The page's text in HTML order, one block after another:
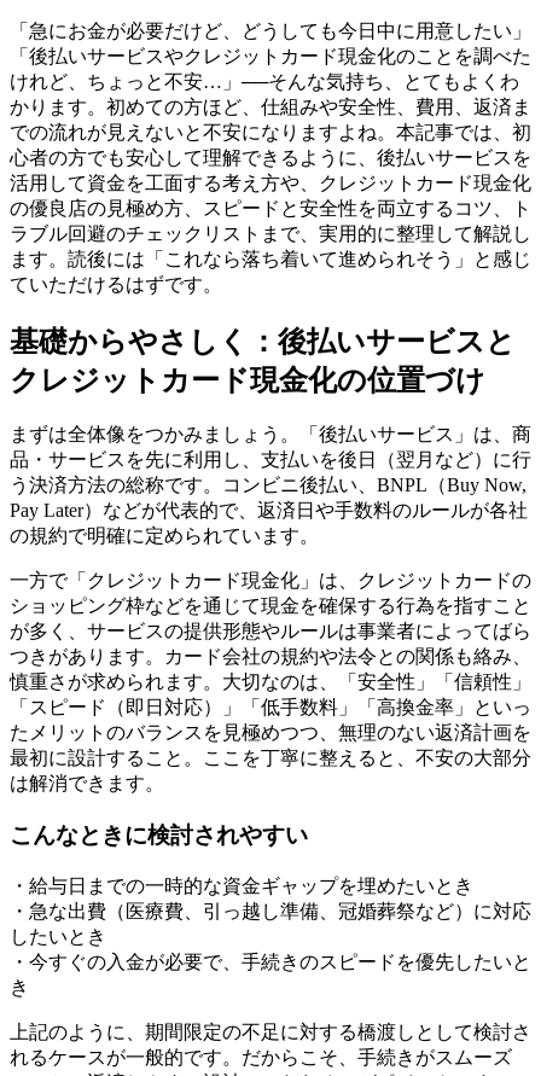
「急にお金が必要だけど、どうしても今日中に用意したい」
「後払いサービスやクレジットカード現金化のことを調べた
けれど、ちょっと不安…」──そんな気持ち、とてもよくわ
かります。初めての方ほど、仕組みや安全性、費用、返済ま
での流れが見えないと不安になりますよね。本記事では、初
心者の方でも安心して理解できるように、後払いサービスを
活用して資金を工面する考え方や、クレジットカード現金化
の優良店の見極め方、スピードと安全性を両立するコツ、ト
ラブル回避のチェックリストまで、実用的に整理して解説し
ます。読後には「これなら落ち着いて進められそう」と感じ
ていただけるはずです。
基礎からやさしく：後払いサービスと
クレジットカード現金化の位置づけ
まずは全体像をつかみましょう。「後払いサービス」は、商
品・サービスを先に利用し、支払いを後日（翌月など）に行
う決済方法の総称です。コンビニ後払い、BNPL（Buy Now,
Pay Later）などが代表的で、返済日や手数料のルールが各社
の規約で明確に定められています。
一方で「クレジットカード現金化」は、クレジットカードの
ショッピング枠などを通じて現金を確保する行為を指すこと
が多く、サービスの提供形態やルールは事業者によってばら
つきがあります。カード会社の規約や法令との関係も絡み、
慎重さが求められます。大切なのは、「安全性」「信頼性」
「スピード（即日対応）」「低手数料」「高換金率」といっ
たメリットのバランスを見極めつつ、無理のない返済計画を
最初に設計すること。ここを丁寧に整えると、不安の大部分
は解消できます。
こんなときに検討されやすい
・給与日までの一時的な資金ギャップを埋めたいとき
・急な出費（医療費、引っ越し準備、冠婚葬祭など）に対応
したいとき
・今すぐの入金が必要で、手続きのスピードを優先したいと
き
上記のように、期間限定の不足に対する橋渡しとして検討さ
れるケースが一般的です。だからこそ、手続きがスムーズ